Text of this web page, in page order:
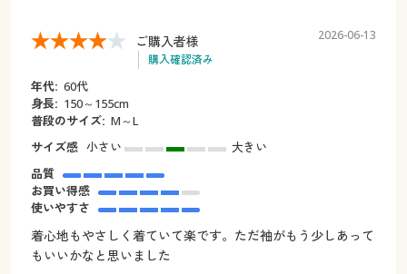
ご購入者様
購入確認済み
2026-06-13
年代: 60代
身長: 150～155cm
普段のサイズ: М～L
サイズ感 小さい
大きい
品質
お買い得感
使いやすさ
着心地もやさしく着ていて楽です。ただ袖がもう少しあって
もいいかなと思いました